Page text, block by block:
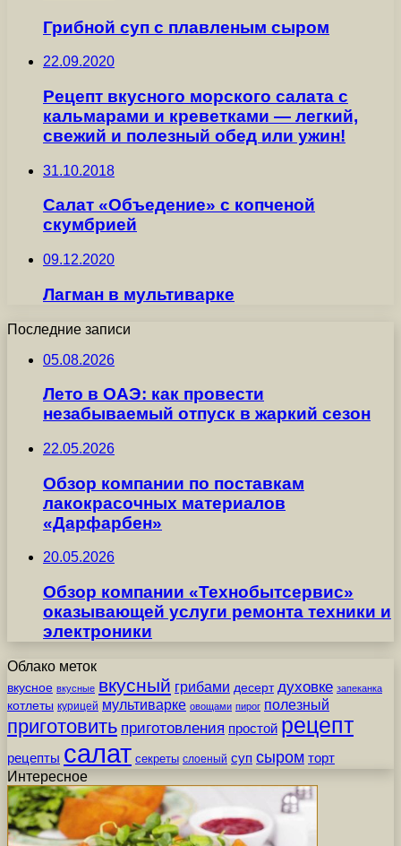
Грибной суп с плавленым сыром
22.09.2020
Рецепт вкусного морского салата с
кальмарами и креветками — легкий,
свежий и полезный обед или ужин!
31.10.2018
Салат «Объедение» с копченой
скумбрией
09.12.2020
Лагман в мультиварке
Последние записи
05.08.2026
Лето в ОАЭ: как провести
незабываемый отпуск в жаркий сезон
22.05.2026
Обзор компании по поставкам
лакокрасочных материалов
«Дарфарбен»
20.05.2026
Обзор компании «Технобытсервис»
оказывающей услуги ремонта техники и
электроники
Облако меток
вкусное вкусные вкусный грибами десерт духовке запеканка
котлеты курицей мультиварке овощами пирог полезный
приготовить приготовления простой рецепт
рецепты салат секреты слоеный суп сыром торт
Интересное